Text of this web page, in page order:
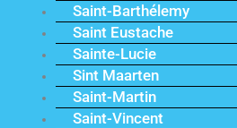
Saint-Barthélemy
Saint Eustache
Sainte-Lucie
Sint Maarten
Saint-Martin
Saint-Vincent